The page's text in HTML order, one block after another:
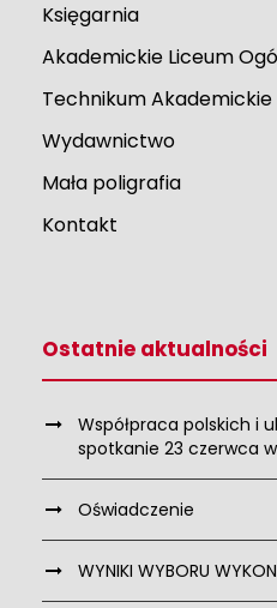
Księgarnia
Akademickie Liceum
Technikum Akademickie
Wydawnictwo
Mała poligrafia
Kontakt
Ostatnie aktualności
Współpraca polskich i
spotkanie 23 czerwca
Oświadczenie
WYNIKI WYBORU